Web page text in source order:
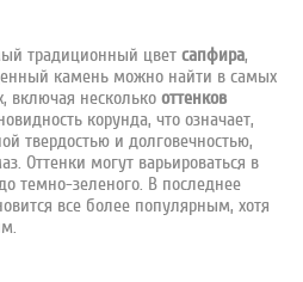
традиционный цвет сапфира,
камень можно найти в самых
включая несколько оттенков
корунда, что означает,
твердостью и долговечностью,
Оттенки могут варьироваться в
темно-зеленого. В последнее
все более популярным, хотя